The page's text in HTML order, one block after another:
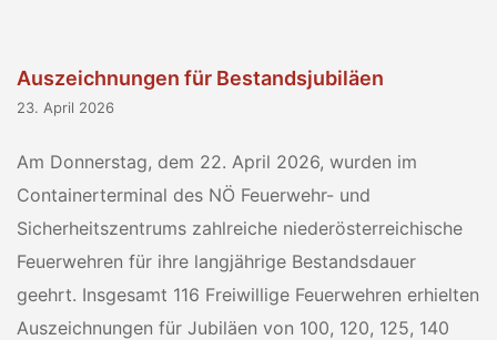
Auszeichnungen für Bestandsjubiläen
23. April 2026
Am Donnerstag, dem 22. April 2026, wurden im
Containerterminal des NÖ Feuerwehr- und
Sicherheitszentrums zahlreiche niederösterreichische
Feuerwehren für ihre langjährige Bestandsdauer
geehrt. Insgesamt 116 Freiwillige Feuerwehren erhielten
Auszeichnungen für Jubiläen von 100, 120, 125, 140